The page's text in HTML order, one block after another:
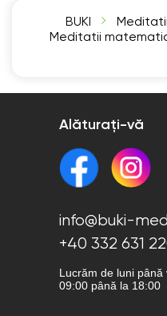
BUKI
Meditatii
Alăturați-vă
info@buki-
+40 332 631
Lucrăm de luni până
09:00 până la 18:00